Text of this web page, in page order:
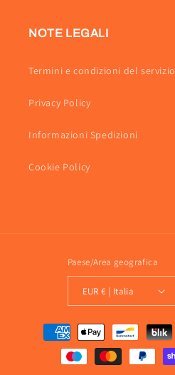
NOTE LEGALI
Termini e condizioni del servizio
Privacy Policy
Informazioni Spedizioni
Cookie Policy
Paese/Area geografica
EUR € | Italia
Metodi
pagamento